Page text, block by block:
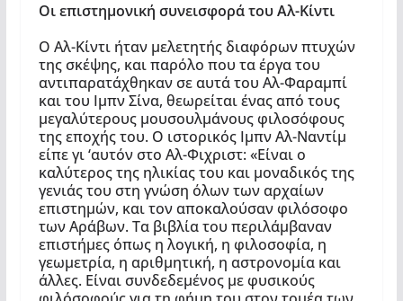
Οι επιστημονική συνεισφορά του Αλ-Κίντι
Ο Αλ-Κίντι ήταν μελετητής διαφόρων πτυχών
της σκέψης, και παρόλο που τα έργα του
αντιπαρατάχθηκαν σε αυτά του Αλ-Φαραμπί
και του Ιμπν Σίνα, θεωρείται ένας από τους
μεγαλύτερους μουσουλμάνους φιλοσόφους
της εποχής του. Ο ιστορικός Ιμπν Αλ-Ναντίμ
είπε γι ‘αυτόν στο Αλ-Φιχριστ: «Είναι ο
καλύτερος της ηλικίας του και μοναδικός της
γενιάς του στη γνώση όλων των αρχαίων
επιστημών, και τον αποκαλούσαν φιλόσοφο
των Αράβων. Τα βιβλία του περιλάμβαναν
επιστήμες όπως η λογική, η φιλοσοφία, η
γεωμετρία, η αριθμητική, η αστρονομία και
άλλες. Είναι συνδεδεμένος με φυσικούς